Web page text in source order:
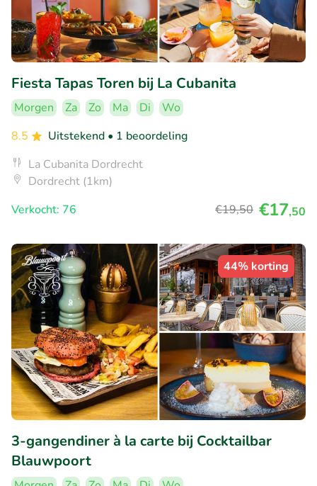
Fiesta Tapas Toren bij La Cubanita
Morgen Za Zo Ma Di
Wo
8.5
Uitstekend • 1 beoordeling
La Cubanita Dordrecht
Dordrecht (1km)
Verkocht: 76
€19,50 €17,50
44% korting
3-gangendiner à la carte bij Cocktailbar
Blauwpoort